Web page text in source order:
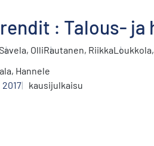
: Talous- ja
OlliRautanen, Riikka
Hannele
2017 kausijulkaisu